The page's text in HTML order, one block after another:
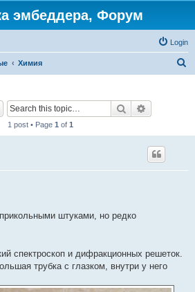
эмбеддера, Форум
Login
Химия
Search
1 post • Page 1 of 1
штуками, но редко
спектроскоп и дифракционных решеток.
трубка с глазком, внутри у него